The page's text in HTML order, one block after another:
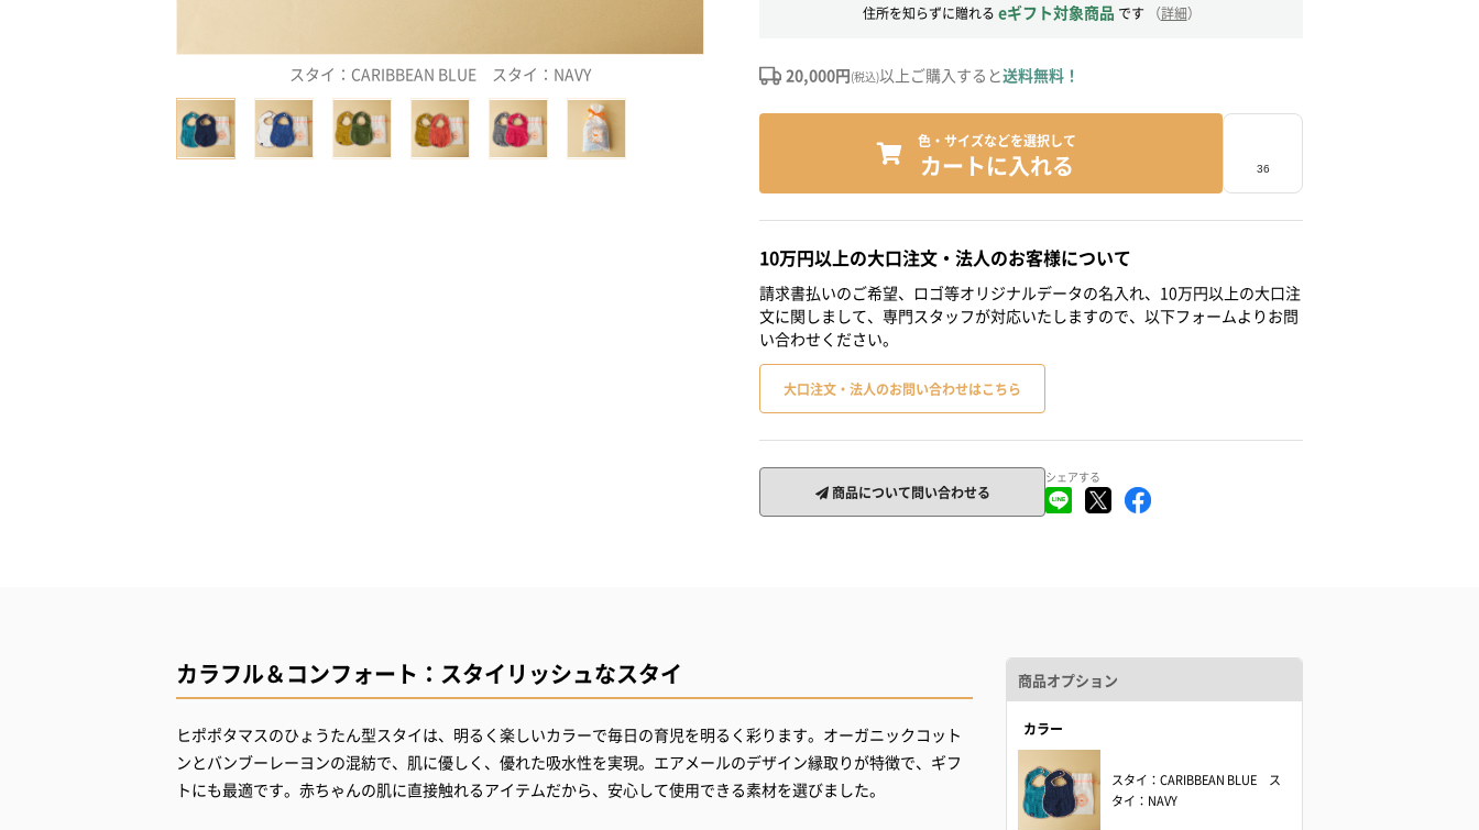
スタイ：CARIBBEAN BLUE スタイ：NAVY
住所を知らずに贈れる eギフト対象商品 です （詳細）
20,000円(税込)以上ご購入すると送料無料！
色・サイズなどを選択して
カートに入れる
10万円以上の大口注文・法人のお客様について
請求書払いのご希望、ロゴ等オリジナルデータの名入れ、10万円以上の大口注
文に関しまして、専門スタッフが対応いたしますので、以下フォームよりお問
い合わせください。
大口注文・法人のお問い合わせはこちら
商品について問い合わせる
シェアする
カラフル＆コンフォート：スタイリッシュなスタイ
ヒポポタマスのひょうたん型スタイは、明るく楽しいカラーで毎日の育児を明るく彩ります。オーガニックコット
ンとバンブーレーヨンの混紡で、肌に優しく、優れた吸水性を実現。エアメールのデザイン縁取りが特徴で、ギフ
トにも最適です。赤ちゃんの肌に直接触れるアイテムだから、安心して使用できる素材を選びました。
商品オプション
カラー
スタイ：CARIBBEAN BLUE ス
タイ：NAVY